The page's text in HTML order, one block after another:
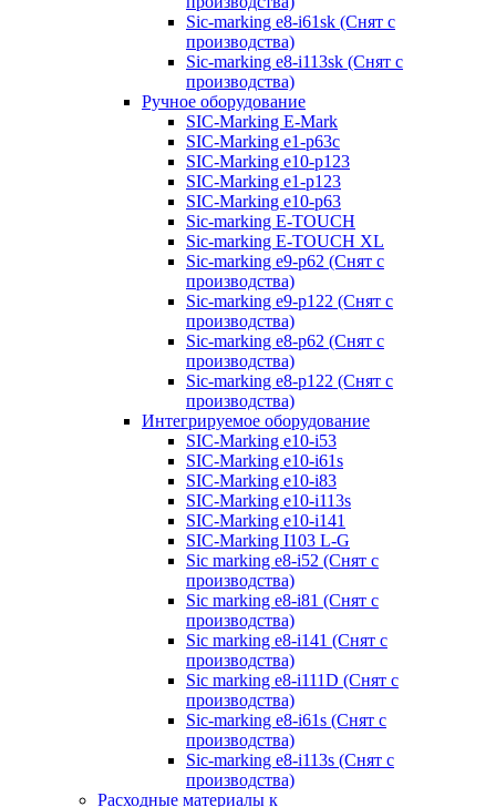
Sic-marking e8-i61sk (Снят с
производства)
Sic-marking e8-i113sk (Снят с
производства)
Ручное оборудование
SIC-Marking E-Mark
SIC-Marking e1-p63с
SIC-Marking e10-p123
SIC-Marking e1-p123
SIC-Marking e10-p63
Sic-marking E-TOUCH
Sic-marking E-TOUCH XL
Sic-marking e9-p62 (Снят с
производства)
Sic-marking e9-p122 (Снят с
производства)
Sic-marking e8-p62 (Снят с
производства)
Sic-marking e8-p122 (Снят с
производства)
Интегрируемое оборудование
SIC-Marking e10-i53
SIC-Marking e10-i61s
SIC-Marking e10-i83
SIC-Marking e10-i113s
SIC-Marking e10-i141
SIC-Marking I103 L-G
Sic marking e8-i52 (Снят с
производства)
Sic marking e8-i81 (Снят с
производства)
Sic marking e8-i141 (Снят с
производства)
Sic marking e8-i111D (Снят с
производства)
Sic-marking e8-i61s (Снят с
производства)
Sic-marking e8-i113s (Снят с
производства)
Расходные материалы к